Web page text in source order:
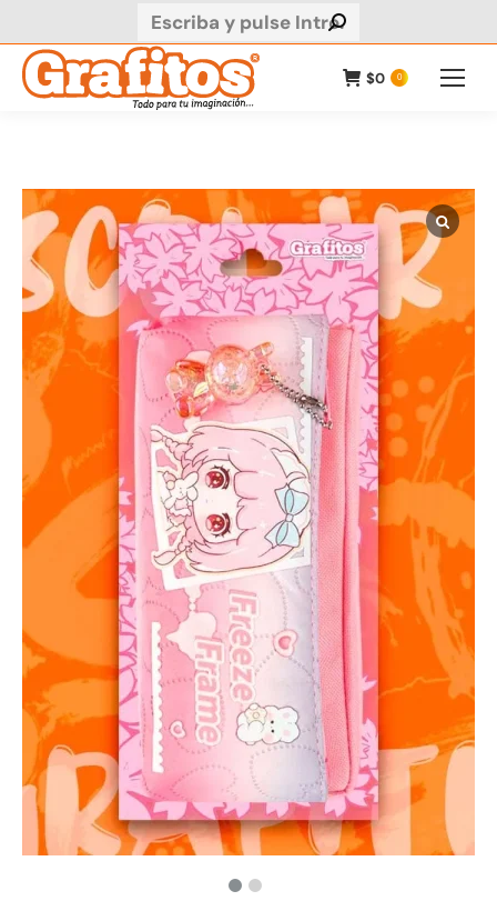
Buscar:
$0 0